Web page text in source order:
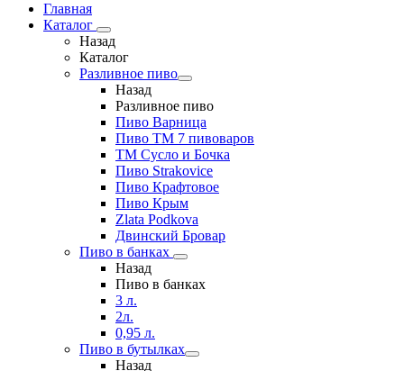
Главная
Каталог
Назад
Каталог
Разливное пиво
Назад
Разливное пиво
Пиво Варница
Пиво ТМ 7 пивоваров
ТМ Сусло и Бочка
Пиво Strakovice
Пиво Крафтовое
Пиво Крым
Zlata Podkova
Двинский Бровар
Пиво в банках
Назад
Пиво в банках
3 л.
2л.
0,95 л.
Пиво в бутылках
Назад